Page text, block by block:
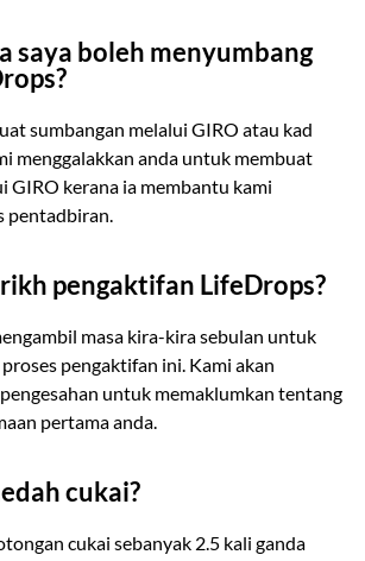
saya boleh menyumbang
sumbangan melalui GIRO atau kad
menggalakkan anda untuk membuat
GIRO kerana ia membantu kami
pentadbiran.
pengaktifan LifeDrops?
masa kira-kira sebulan untuk
pengaktifan ini. Kami akan
untuk memaklumkan tentang
pertama anda.
cukai?
cukai sebanyak 2.5 kali ganda